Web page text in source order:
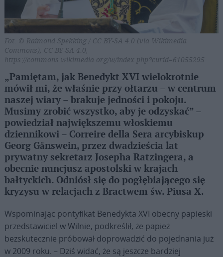
Fot. © Raimond Spekking / CC BY-SA 4.0 (via Wikimedia
Commons), CC BY-SA 4.0,
https://commons.wikimedia.org/w/index.php?curid=61055295
„Pamiętam, jak Benedykt XVI wielokrotnie
mówił mi, że właśnie przy ołtarzu – w centrum
naszej wiary – brakuje jedności i pokoju.
Musimy zrobić wszystko, aby je odzyskać” –
powiedział największemu włoskiemu
dziennikowi – Correire della Sera arcybiskup
Georg Gänswein, przez dwadzieścia lat
prywatny sekretarz Josepha Ratzingera, a
obecnie nuncjusz apostolski w krajach
bałtyckich. Odniósł się do pogłębiającego się
kryzysu w relacjach z Bractwem św. Piusa X.
Wspominając pontyfikat Benedykta XVI obecny papieski
przedstawiciel w Wilnie, podkreślił, że papież
bezskutecznie próbował doprowadzić do pojednania już
w 2009 roku. – Dziś widać, że są jeszcze bardziej